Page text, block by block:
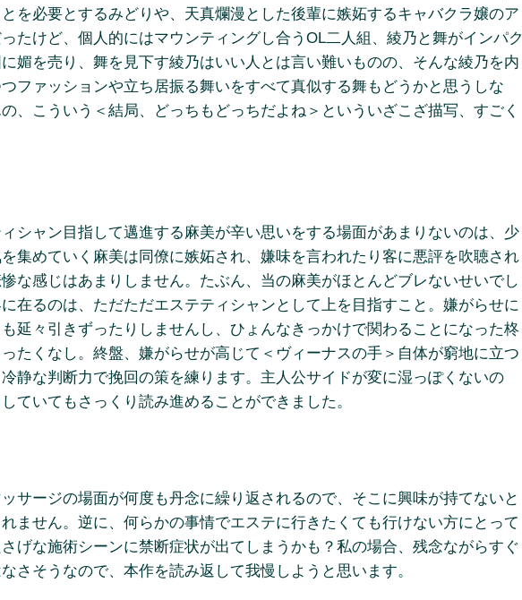
を必要とするみどりや、天真爛漫とした後輩に嫉妬するキャバクラ嬢のア
たけど、個人的にはマウンティングし合うOL二人組、綾乃と舞がインパク
に媚を売り、舞を見下す綾乃はいい人とは言い難いものの、そんな綾乃を内
ファッションや立ち居振る舞いをすべて真似する舞もどうかと思うしな
、こういう＜結局、どっちもどっちだよね＞といういざこざ描写、すごく
シャン目指して邁進する麻美が辛い思いをする場面があまりないのは、少
集めていく麻美は同僚に嫉妬され、嫌味を言われたり客に悪評を吹聴され
な感じはあまりしません。たぶん、当の麻美がほとんどブレないせいでし
在るのは、ただただエステティシャンとして上を目指すこと。嫌がらせに
延々引きずったりしませんし、ひょんなきっかけで関わることになった柊
たくなし。終盤、嫌がらせが高じて＜ヴィーナスの手＞自体が窮地に立つ
静な判断力で挽回の策を練ります。主人公サイドが変に湿っぽくないの
ていてもさっくり読み進めることができました。
サージの場面が何度も丹念に繰り返されるので、そこに興味が持てないと
ません。逆に、何らかの事情でエステに行きたくても行けない方にとって
げな施術シーンに禁断症状が出てしまうかも？私の場合、残念ながらすぐ
さそうなので、本作を読み返して我慢しようと思います。